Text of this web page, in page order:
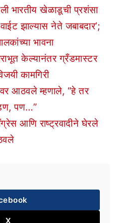
भारतीय खेळाडूची प्रशंसा
झाल्यास नेते जबाबदार’;
भावना
केल्यानंतर ग्रँडमास्टर
कामगिरी
आठवले म्हणाले, “हे तर
पण…”
आणि राष्ट्रवादीने घेरले
X